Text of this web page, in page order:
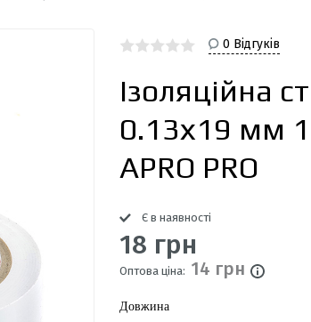
0 Відгуків
Ізоляцiйна
0.13х19 мм
APRO PRO
Є в наявності
18 грн
Оптова ціна: 14 грн
Довжина